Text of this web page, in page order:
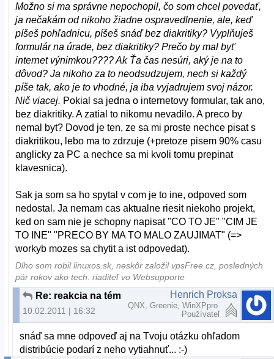
Možno si ma správne nepochopil, čo som chcel povedať,
ja nečakám od nikoho žiadne ospravedlnenie, ale, keď
píšeš pohľadnicu, píšeš snáď bez diakritiky? Vyplňuješ
formulár na úrade, bez diakritiky? Prečo by mal byť
internet výnimkou???? Ak Ťa čas nesúri, aký je na to
dôvod? Ja nikoho za to neodsudzujem, nech si každý
píše tak, ako je to vhodné, ja iba vyjadrujem svoj názor.
Nič viacej. Pokial sa jedna o internetovy formular, tak ano,
bez diakritiky. A zatial to nikomu nevadilo. A preco by
nemal byt? Dovod je ten, ze sa mi proste nechce pisat s
diakritikou, lebo ma to zdrzuje (+pretoze pisem 90% casu
anglicky za PC a nechce sa mi kvoli tomu prepinat
klavesnica).
Sak ja som sa ho spytal v com je to ine, odpoved som
nedostal. Ja nemam cas aktualne riesit niekoho projekt,
ked on sam nie je schopny napisat "CO TO JE" "CIM JE
TO INE" "PRECO BY MA TO MALO ZAUJIMAT" (=>
workyb mozes sa chytit a ist odpovedat).
Dlho som robil linuxos.sk, neskôr založil vpsFree.cz, posledných
pár rokov ako tech. riaditeľ vo Websupporte
Re: reakcia na tému "Nove slovenske linuxove distro"
10.02.2011 | 16:32
Henrich Proksa
QNX, Greenie, WinXPpro
Používateľ
snáď sa mne odpoveď aj na Tvoju otázku ohľadom
distribúcie podarí z neho vytiahnuť... :-)